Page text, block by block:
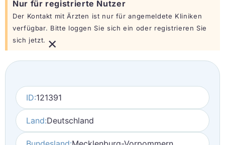
Nur für registrierte Nutzer
Der Kontakt mit Ärzten ist nur für angemeldete Kliniken
verfügbar. Bitte loggen Sie sich ein oder registrieren Sie
sich jetzt. ×
ID:121391
Land:Deutschland